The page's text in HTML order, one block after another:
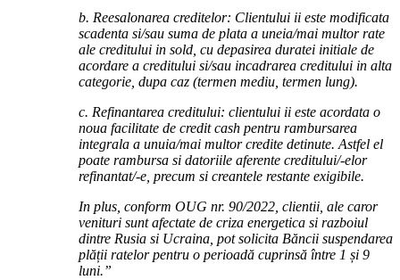
b. Reesalonarea creditelor: Clientului ii este modificata
scadenta si/sau suma de plata a uneia/mai multor rate
ale creditului in sold, cu depasirea duratei initiale de
acordare a creditului si/sau incadrarea creditului in alta
categorie, dupa caz (termen mediu, termen lung).
c. Refinantarea creditului: clientului ii este acordata o
noua facilitate de credit cash pentru rambursarea
integrala a unuia/mai multor credite detinute. Astfel el
poate rambursa si datoriile aferente creditului/-elor
refinantat/-e, precum si creantele restante exigibile.
In plus, conform OUG nr. 90/2022, clientii, ale caror
venituri sunt afectate de criza energetica si razboiul
dintre Rusia si Ucraina, pot solicita Băncii suspendarea
plății ratelor pentru o perioadă cuprinsă între 1 și 9
luni.”